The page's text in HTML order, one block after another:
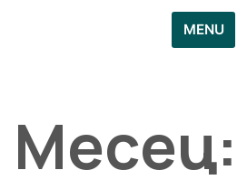
MENU
Месец: